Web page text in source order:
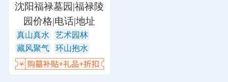
沈阳福禄墓园|福禄陵
园价格|电话|地址
真山真水
艺术园林
藏风聚气
环山抱水